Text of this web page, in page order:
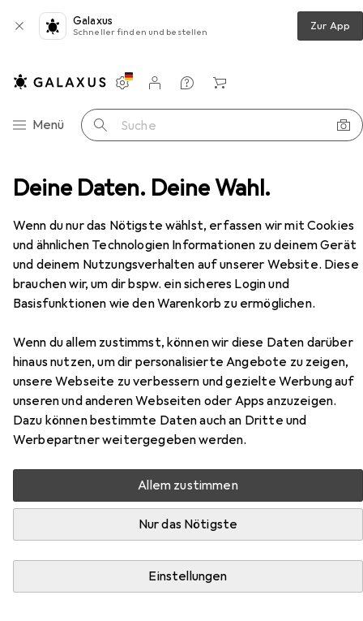
Deine Daten. Deine Wahl.
Wenn du nur das Nötigste wählst, erfassen wir mit Cookies
und ähnlichen Technologien Informationen zu deinem Gerät
und deinem Nutzungsverhalten auf unserer Website. Diese
brauchen wir, um dir bspw. ein sicheres Login und
Basisfunktionen wie den Warenkorb zu ermöglichen.
Wenn du allem zustimmst, können wir diese Daten darüber
hinaus nutzen, um dir personalisierte Angebote zu zeigen,
unsere Webseite zu verbessern und gezielte Werbung auf
unseren und anderen Webseiten oder Apps anzuzeigen.
Dazu können bestimmte Daten auch an Dritte und
Werbepartner weitergegeben werden.
Allem zustimmen
Nur das Nötigste
Einstellungen
Galaxus
Schneller finden und bestellen Zur App
Navigation nach Kategorien
Menü Suche
Einstellungen
Kundenkonto
Vergleichslisten
Merklisten
Warenkorb
Belletristik Masterworks: The Avengers Vol. 1
EUR
77,90
Masterworks: The Avengers Vol. 1
Englisch, Stan Lee, 2023
Zubehör für Masterworks: The
Avengers Vol. 1
Masterworks: The Avengers Vol. 1 aus den Kategorien
Buchfolie und Schreibtisch Accessoire.